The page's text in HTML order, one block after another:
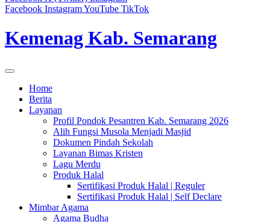
Facebook InstagramYouTube TikTok
Kemenag Kab. Semarang
Home
Berita
Layanan
Profil Pondok Pesantren Kab. Semarang 2026
Alih Fungsi Musola Menjadi Masjid
Dokumen Pindah Sekolah
Layanan Bimas Kristen
Lagu Merdu
Produk Halal
Sertifikasi Produk Halal | Reguler
Sertifikasi Produk Halal | Self Declare
Mimbar Agama
Agama Budha